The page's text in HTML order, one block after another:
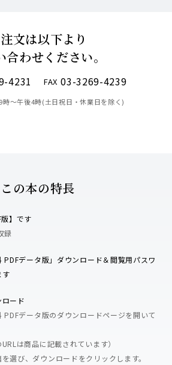
文は以下より
合わせください。
4231 FAX 03-3269-4239
時〜午後4時(土日祝日・休業日を除く)
この本の特長
】です
録
データ版」ダウンロード＆閲覧用パスワ
す
ード
PDFデータ版のダウンロードページを開いて
は商品に記載されています）
選び、ダウンロードをクリックします。